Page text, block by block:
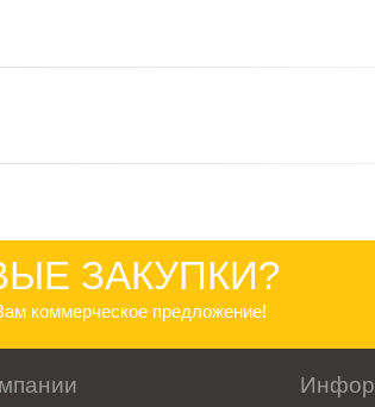
ЗАКУПКИ?
коммерческое предложение!